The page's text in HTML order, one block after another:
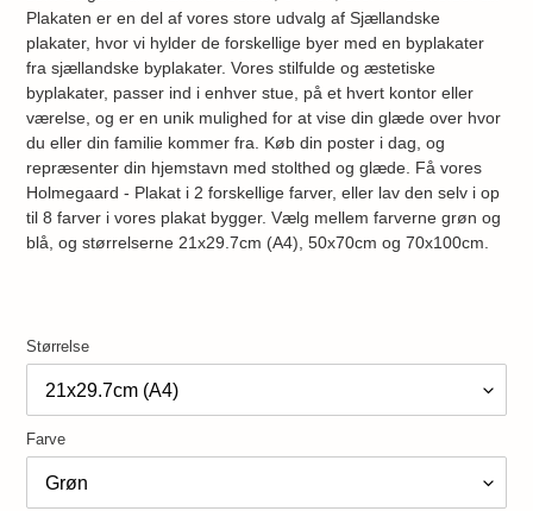
Plakaten er en del af vores store udvalg af Sjællandske
plakater, hvor vi hylder de forskellige byer med en byplakater
fra sjællandske byplakater. Vores stilfulde og æstetiske
byplakater, passer ind i enhver stue, på et hvert kontor eller
værelse, og er en unik mulighed for at vise din glæde over hvor
du eller din familie kommer fra. Køb din poster i dag, og
repræsenter din hjemstavn med stolthed og glæde. Få vores
Holmegaard - Plakat i 2 forskellige farver, eller lav den selv i op
til 8 farver i vores plakat bygger. Vælg mellem farverne grøn og
blå, og størrelserne 21x29.7cm (A4), 50x70cm og 70x100cm.
Størrelse
Farve